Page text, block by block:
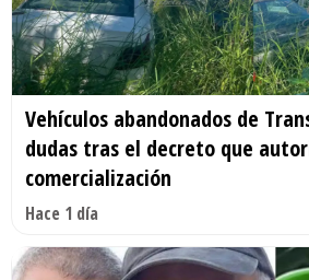
Vehículos abandonados de
dudas tras el decreto que
comercialización
Hace 1 día